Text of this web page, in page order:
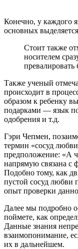
Конечно, у каждого
основных
Стоит также
носителем
превалировать
Также ученый
происходит в
образом к ребенку
подарками — язык
одобрения и т.д.
Гэри Чепмен,
термин «сосуд
предположение: «А
напрямую связана с
Подобно тому, как
пустой сосуд
опыт проверки
Далее мы подробно
поймете, как
Данные знания
взаимопонимание,
их в дальнейшем.